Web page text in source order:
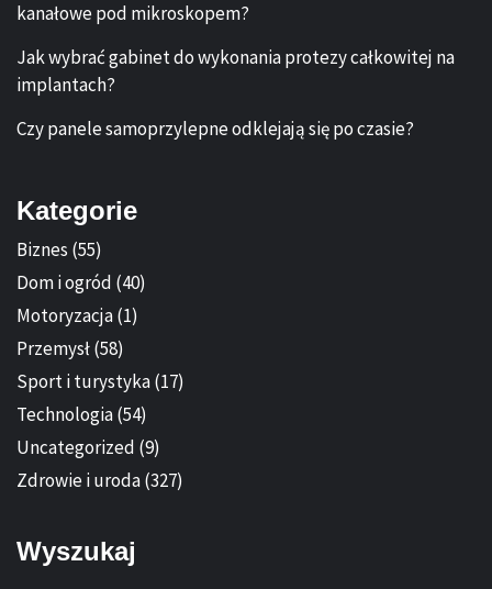
kanałowe pod mikroskopem?
Jak wybrać gabinet do wykonania protezy całkowitej na
implantach?
Czy panele samoprzylepne odklejają się po czasie?
Kategorie
Biznes (55)
Dom i ogród (40)
Motoryzacja(1)
Przemysł(58)
Sport i turystyka(17)
Technologia(54)
Uncategorized (9)
Zdrowie i uroda(327)
Wyszukaj